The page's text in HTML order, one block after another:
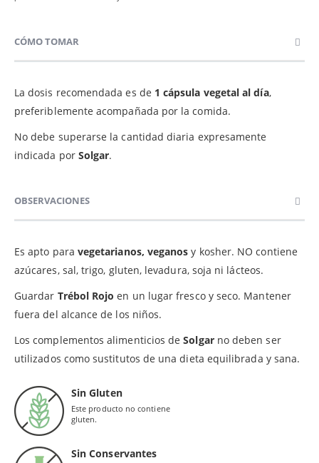
CÓMO TOMAR
La dosis recomendada es de 1 cápsula vegetal al día,
preferiblemente acompañada por la comida.
No debe superarse la cantidad diaria expresamente
indicada por Solgar.
OBSERVACIONES
Es apto para vegetarianos, veganos y kosher. NO contiene
azúcares, sal, trigo, gluten, levadura, soja ni lácteos.
Guardar Trébol Rojo en un lugar fresco y seco. Mantener
fuera del alcance de los niños.
Los complementos alimenticios deSolgarno deben ser
utilizados como sustitutos de una dieta equilibrada y sana.
Sin Gluten
Este producto no contiene
gluten.
Sin Conservantes